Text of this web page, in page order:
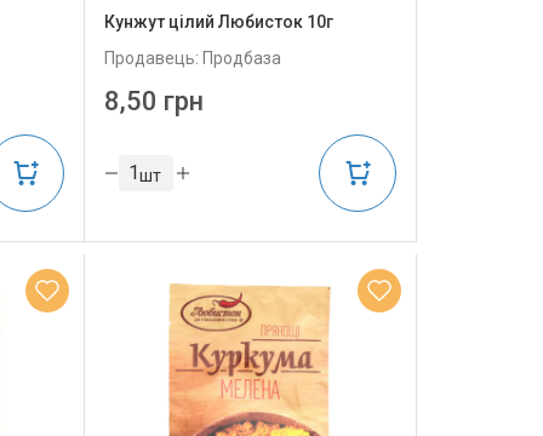
Кунжут цілий Любисток 10г
Продавець: Продбаза
8,50 грн
шт